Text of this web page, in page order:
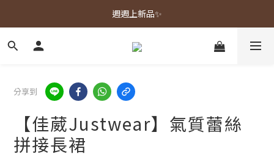
春夏新品上市🌿
週週上新品✨
春夏新品上市🌿
分享到
【佳葳Justwear】氣質蕾絲
拼接長裙